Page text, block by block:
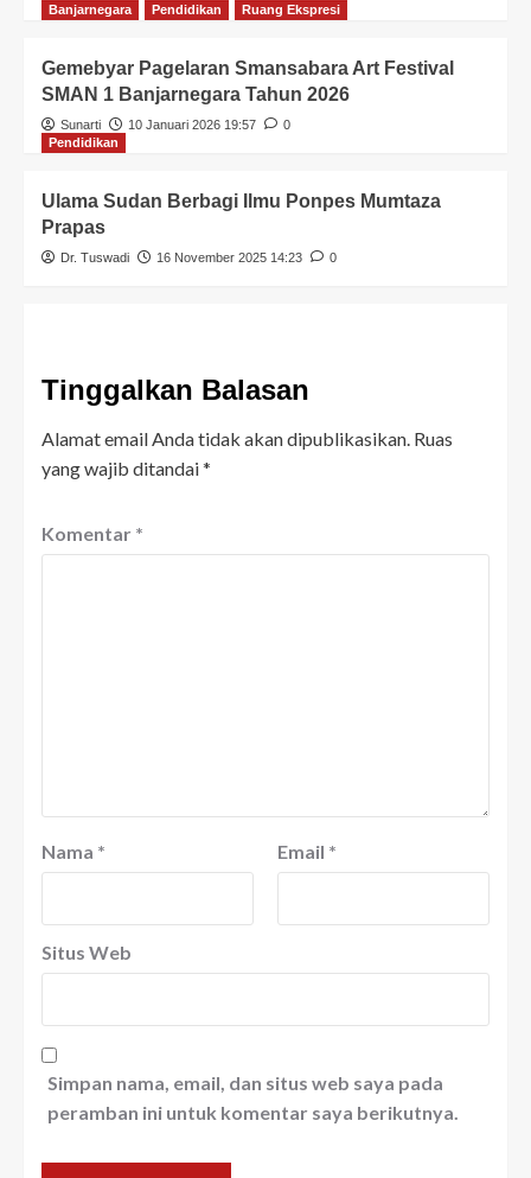
Banjarnegara
Pendidikan Ruang Ekspresi
Gemebyar Pagelaran Smansabara Art Festival
SMAN 1 Banjarnegara Tahun 2026
Sunarti 10 Januari 2026 19:57
0
Pendidikan
Ulama Sudan Berbagi Ilmu Ponpes Mumtaza
Prapas
Dr. Tuswadi 16 November 2025 14:23 0
Tinggalkan Balasan
Alamat email Anda tidak akan dipublikasikan. Ruas
yang wajib ditandai*
Komentar *
Nama * Email *
Situs Web
Simpan nama, email, dan situs web saya pada
peramban ini untuk komentar saya berikutnya.